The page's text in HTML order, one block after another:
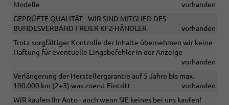
Modelle
vorhanden
GEPRÜFTE QUALITÄT - WIR SIND MITGLIED DES
BUNDESVERBAND FREIER KFZ-HÄNDLER
vorhanden
Trotz sorgfältiger Kontrolle der Inhalte übernehmen wir keine
Haftung für eventuelle Eingabefehler in der Anzeige
vorhanden
Verlängerung der Herstellergarantie auf 5 Jahre bis max.
100.000 km (2+3) was zuerst Eintritt
vorhanden
WIR kaufen Ihr Auto - auch wenn SIE keines bei uns kaufen!